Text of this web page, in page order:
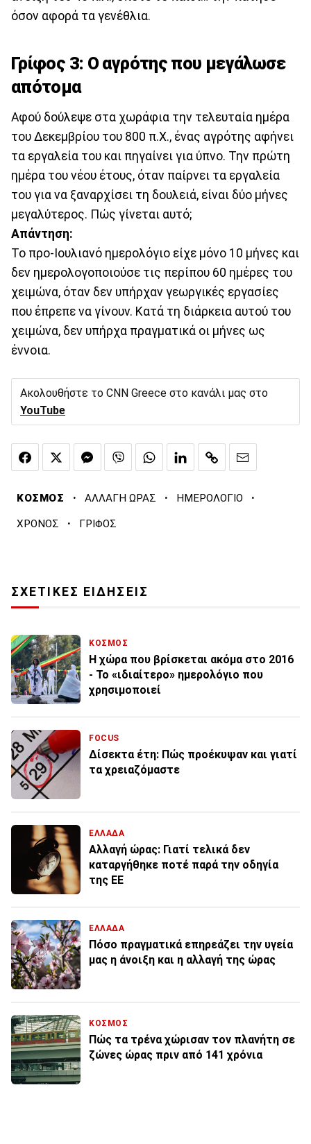
όσον αφορά τα γενέθλια.
Γρίφος 3: Ο αγρότης που μεγάλωσε
απότομα
Αφού δούλεψε στα χωράφια την τελευταία ημέρα
του Δεκεμβρίου του 800 π.Χ., ένας αγρότης αφήνει
τα εργαλεία του και πηγαίνει για ύπνο. Την πρώτη
ημέρα του νέου έτους, όταν παίρνει τα εργαλεία
του για να ξαναρχίσει τη δουλειά, είναι δύο μήνες
μεγαλύτερος. Πώς γίνεται αυτό;
Απάντηση:
Το προ-Ιουλιανό ημερολόγιο είχε μόνο 10 μήνες και
δεν ημερολογοποιούσε τις περίπου 60 ημέρες του
χειμώνα, όταν δεν υπήρχαν γεωργικές εργασίες
που έπρεπε να γίνουν. Κατά τη διάρκεια αυτού του
χειμώνα, δεν υπήρχα πραγματικά οι μήνες ως
έννοια.
Ακολουθήστε το CNN Greece στο κανάλι μας στο
YouTube
ΚΟΣΜΟΣ · ΑΛΛΑΓΗ ΩΡΑΣ · ΗΜΕΡΟΛΟΓΙΟ ·
ΧΡΟΝΟΣ · ΓΡΙΦΟΣ
ΣΧΕΤΙΚΕΣ ΕΙΔΗΣΕΙΣ
ΚΟΣΜΟΣ
Η χώρα που βρίσκεται ακόμα στο 2016
- Το «ιδιαίτερο» ημερολόγιο που
χρησιμοποιεί
FOCUS
Δίσεκτα έτη: Πώς προέκυψαν και γιατί
τα χρειαζόμαστε
ΕΛΛΑΔΑ
Αλλαγή ώρας: Γιατί τελικά δεν
καταργήθηκε ποτέ παρά την οδηγία
της ΕΕ
ΕΛΛΑΔΑ
Πόσο πραγματικά επηρεάζει την υγεία
μας η άνοιξη και η αλλαγή της ώρας
ΚΟΣΜΟΣ
Πώς τα τρένα χώρισαν τον πλανήτη σε
ζώνες ώρας πριν από 141 χρόνια